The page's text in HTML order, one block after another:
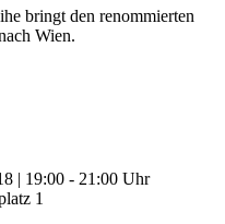
bringt den renommierten
Wien.
| 19:00 - 21:00 Uhr
1